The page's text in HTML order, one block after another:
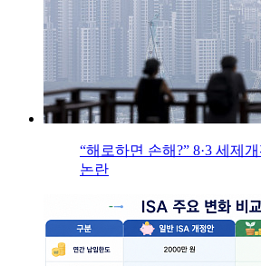
“해로하면 손해?” 8·3 세제
논란